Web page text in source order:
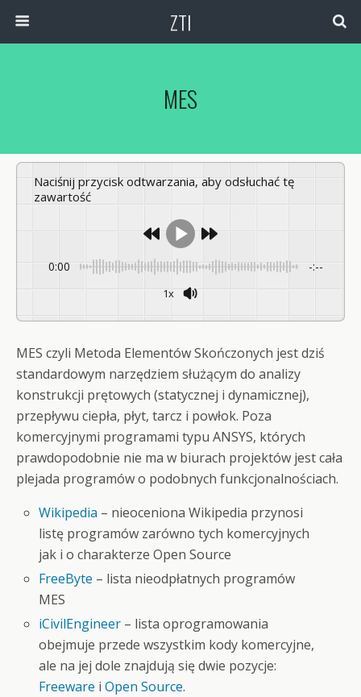
ZTI
MES
Naciśnij przycisk odtwarzania, aby odsłuchać tę
zawartość
0:00 -:--
1x
MES czyli Metoda Elementów Skończonych jest dziś
standardowym narzędziem służącym do analizy
konstrukcji prętowych (statycznej i dynamicznej),
przepływu ciepła, płyt, tarcz i powłok. Poza
komercyjnymi programami typu ANSYS, których
prawdopodobnie nie ma w biurach projektów jest cała
plejada programów o podobnych funkcjonalnościach.
Wikipedia – nieoceniona Wikipedia przynosi
listę programów zarówno tych komercyjnych
jak i o charakterze Open Source
FreeByte – lista nieodpłatnych programów
MES
iCivilEngineer – lista oprogramowania
obejmuje przede wszystkim kody komercyjne,
ale na jej dole znajdują się dwie pozycje:
Freeware iOpen Source.